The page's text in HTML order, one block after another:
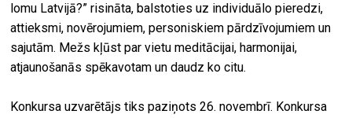
lomu Latvijā?” risināta, balstoties uz individuālo pieredzi,
attieksmi, novērojumiem, personiskiem pārdzīvojumiem un
sajutām. Mežs kļūst par vietu meditācijai, harmonijai,
atjaunošanās spēkavotam un daudz ko citu.
Konkursa uzvarētājs tiks paziņots 26. novembrī. Konkursa